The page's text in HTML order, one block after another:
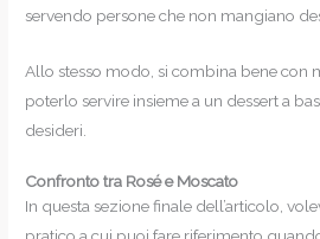
servendo persone che non mangiano
Allo stesso modo, si combina bene con
poterlo servire insieme a un dessert a
desideri.
Confronto tra Rosé e Moscato
In questa sezione finale dell’articolo,